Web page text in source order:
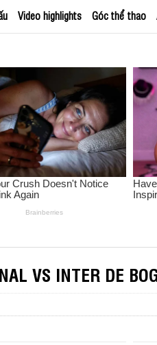
Video highlights Góc thể thao
VS INTER DE